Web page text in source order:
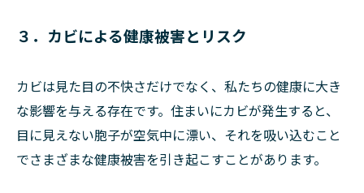
３．カビによる健康被害とリスク
カビは見た目の不快さだけでなく、私たちの健康に大き
な影響を与える存在です。住まいにカビが発生すると、
目に見えない胞子が空気中に漂い、それを吸い込むこと
でさまざまな健康被害を引き起こすことがあります。